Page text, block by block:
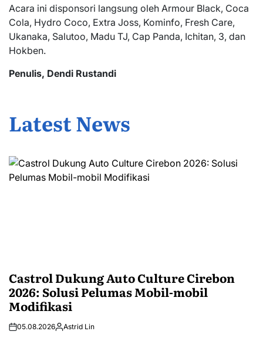
Acara ini disponsori langsung oleh Armour Black, Coca
Cola, Hydro Coco, Extra Joss, Kominfo, Fresh Care,
Ukanaka, Salutoo, Madu TJ, Cap Panda, Ichitan, 3, dan
Hokben.
Penulis, Dendi Rustandi
Latest News
Castrol Dukung Auto Culture Cirebon
2026: Solusi Pelumas Mobil-mobil
Modifikasi
05.08.2026 Astrid Lin